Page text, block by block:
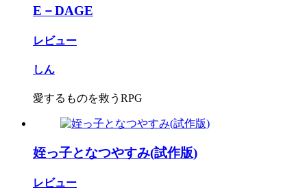
E－DAGE
レビュー
しん
愛するものを救うRPG
姪っ子となつやすみ(試作版)
レビュー